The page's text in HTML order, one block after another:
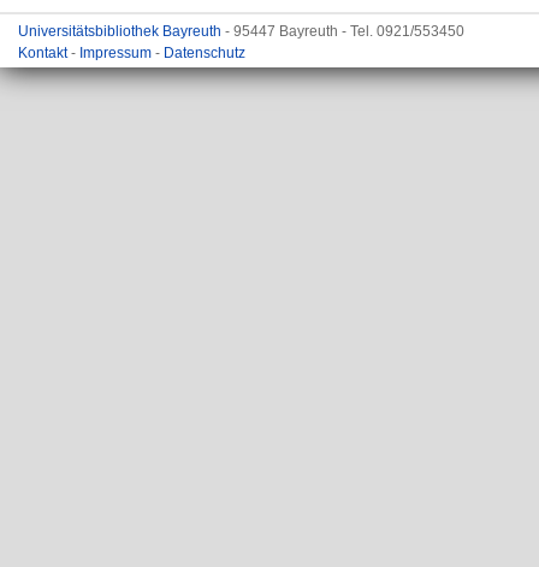
Universitätsbibliothek Bayreuth - 95447 Bayreuth - Tel. 0921/553450
Kontakt- Impressum - Datenschutz